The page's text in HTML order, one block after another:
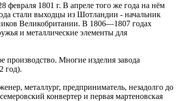
февраля 1801 г. В апреле того же года на нём
стали выходцы из Шотландии - начальник
Великобритании. В 1806—1807 годах
и металлические элементы для
производство. Многие изделия завода
год).
металлург, предприниматель, незадолго до
конвертер и первая мартеновская